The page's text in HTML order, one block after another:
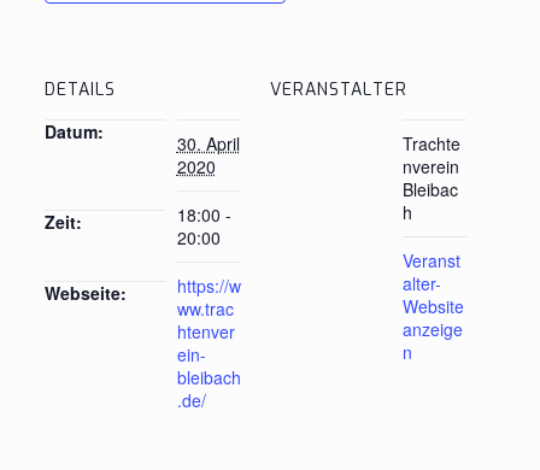
DETAILS
Datum:
30. April
2020
Zeit:
18:00 -
20:00
Webseite:
https://w
ww.trac
htenver
ein-
bleibach
.de/
VERANSTALTER
Trachte
nverein
Bleibac
h
Veranst
alter-
Website
anzeige
n